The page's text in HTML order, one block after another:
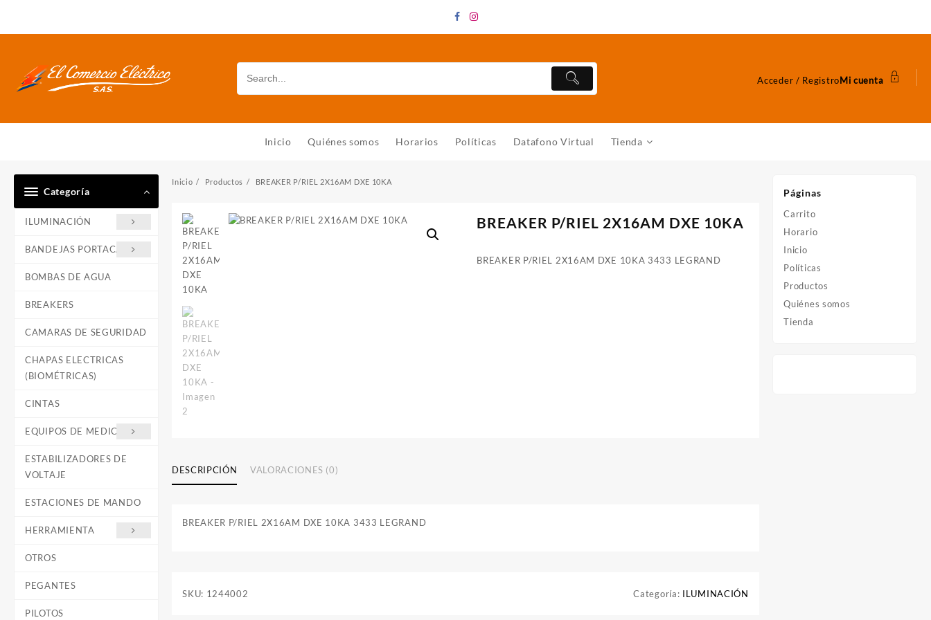
contenido
Acceder / RegistroMi cuenta
Inicio Quiénes somos Horarios Políticas Datafono Virtual Tienda
Categoría
ILUMINACIÓN
BANDEJAS PORTACABLE
BOMBAS DE AGUA
BREAKERS
CAMARAS DE SEGURIDAD
CHAPAS ELECTRICAS
(BIOMÉTRICAS)
CINTAS
EQUIPOS DE MEDICIÓN
ESTABILIZADORES DE
VOLTAJE
ESTACIONES DE MANDO
HERRAMIENTA
OTROS
PEGANTES
PILOTOS
Inicio Productos BREAKER P/RIEL 2X16AM DXE 10KA
BREAKER P/RIEL 2X16AM DXE 10KA
BREAKER P/RIEL 2X16AM DXE 10KA 3433 LEGRAND
DESCRIPCIÓN VALORACIONES (0)
BREAKER P/RIEL 2X16AM DXE 10KA 3433 LEGRAND
SKU: 1244002 Categoría: ILUMINACIÓN
Páginas
Carrito
Horario
Inicio
Políticas
Productos
Quiénes somos
Tienda